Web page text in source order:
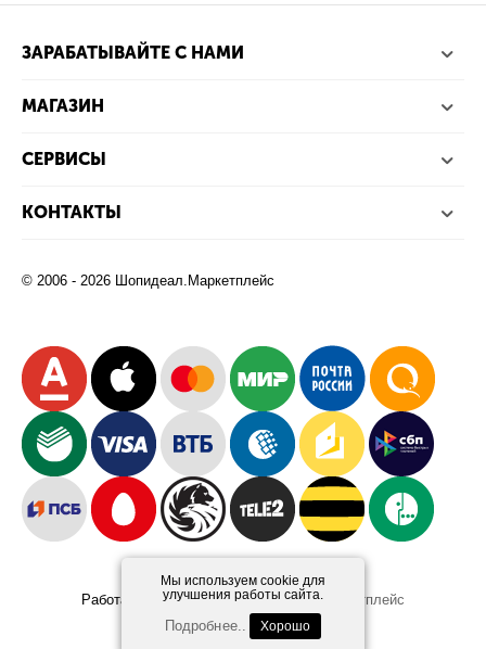
Мы используем cookie для
улучшения работы сайта.
Подробнее.. Хорошо
ЗАРАБАТЫВАЙТЕ С НАМИ
МАГАЗИН
СЕРВИСЫ
КОНТАКТЫ
© 2006 - 2026 Шопидеал.Маркетплейс
Работает на платформеШопидеал.Маркетплейс
Design and DevelopmentAfsun